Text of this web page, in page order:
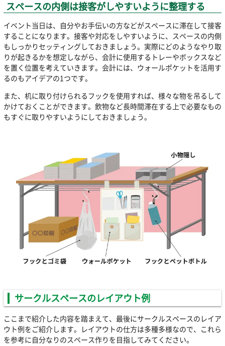
スペースの内側は接客がしやすいように整理する
イベント当日は、自分やお手伝いの方などがスペースに滞在して接客
することになります。接客や対応をしやすいように、スペースの内側
もしっかりセッティングしておきましょう。実際にどのようなやり取
りが起きるかを想定しながら、会計に使用するトレーやボックスなど
を置く位置を考えていきます。会計には、ウォールポケットを活用す
るのもアイデアの1つです。
また、机に取り付けられるフックを使用すれば、様々な物を吊るして
かけておくことができます。飲物など長時間滞在する上で必要なもの
もすぐに取りやすいようにしておきましょう。
サークルスペースのレイアウト例
ここまで紹介した内容を踏まえて、最後にサークルスペースのレイア
ウト例をご紹介します。レイアウトの仕方は多種多様なので、これら
を参考に自分なりのスペース作りを目指してみてください。